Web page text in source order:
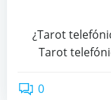
¿Tarot
Tarot
0